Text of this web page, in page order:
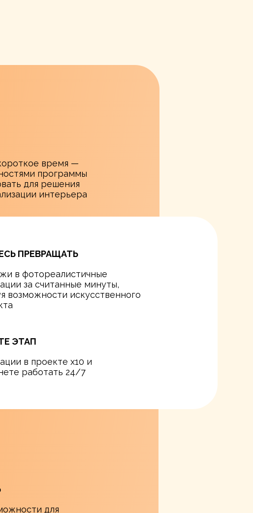
ЭТАП
ПРЕВРАЩАТЬ
время —
программы
для решения
интерьера
для
в проекте х10 и
работать 24/7
в фотореалистичные
за считанные минуты,
возможности искусственного